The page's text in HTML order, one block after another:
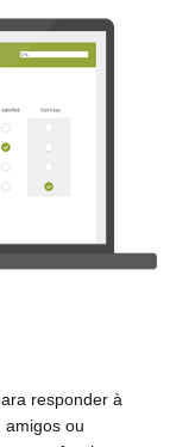
responder à
amigos ou